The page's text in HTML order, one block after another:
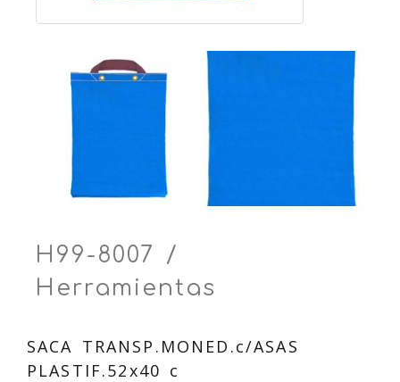
H99-8007 /
Herramientas
SACA TRANSP.MONED.c/ASAS
PLASTIF.52x40 c